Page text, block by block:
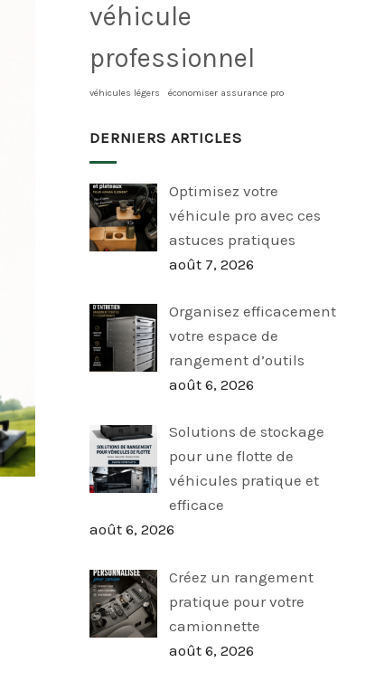
véhicule
professionnel
véhicules légers économiser assurance pro
DERNIERS ARTICLES
Optimisez votre
véhicule pro avec ces
astuces pratiques
août 7, 2026
Organisez efficacement
votre espace de
rangement d’outils
août 6, 2026
Solutions de stockage
pour une flotte de
véhicules pratique et
efficace
août 6, 2026
Créez un rangement
pratique pour votre
camionnette
août 6, 2026